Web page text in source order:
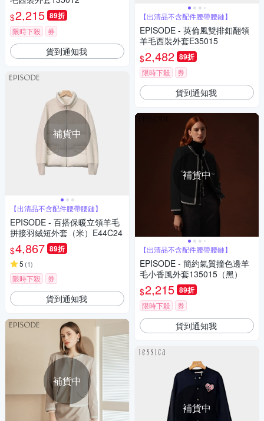
$2,215 89折
限時下殺 券
貨到通知我
補貨中
【出清品不含配件腰帶腰鏈】
EPISODE - 百搭保暖立領羊毛
拼接羽絨短外套（米）E44C24
$4,867 89折
5 (1)
限時下殺 券
貨到通知我
補貨中
【出清品不含配件腰帶腰鏈】
EPISODE - 英倫風雙排釦翻領
羊毛西裝外套E35015
$2,482 89折
限時下殺 券
貨到通知我
補貨中
【出清品不含配件腰帶腰鏈】
EPISODE - 簡約氣質撞色邊羊
毛小香風外套135015（黑）
$2,215 89折
限時下殺 券
貨到通知我
補貨中